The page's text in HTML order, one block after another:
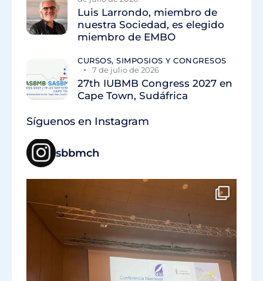
Luis Larrondo, miembro de
nuestra Sociedad, es elegido
miembro de EMBO
CURSOS, SIMPOSIOS Y CONGRESOS
7 de julio de 2026
27th IUBMB Congress 2027 en
Cape Town, Sudáfrica
Síguenos en Instagram
sbbmch